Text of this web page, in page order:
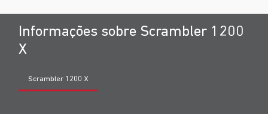
Informações sobre Scrambler 1200
X
Scrambler 1200 X